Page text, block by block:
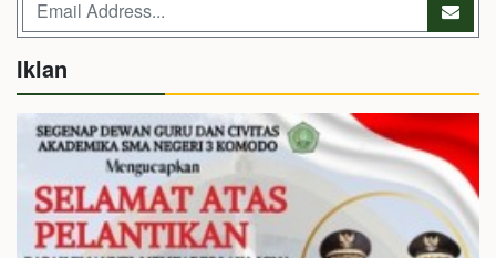
Iklan